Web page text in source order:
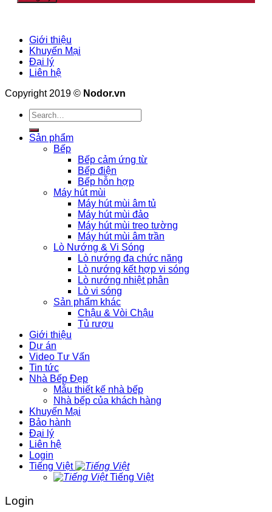
Giới thiệu
Khuyến Mại
Đại lý
Liên hệ
Copyright 2019 © Nodor.vn
Search
for:
Sản phẩm
Bếp
Bếp cảm ứng từ
Bếp điện
Bếp hỗn hợp
Máy hút mùi
Máy hút mùi âm tủ
Máy hút mùi đảo
Máy hút mùi treo tường
Máy hút mùi âm trần
Lò Nướng & Vi Sóng
Lò nướng đa chức năng
Lò nướng kết hợp vi sóng
Lò nướng nhiệt phân
Lò vi sóng
Sản phẩm khác
Chậu & Vòi Chậu
Tủ rượu
Giới thiệu
Dự án
Video Tư Vấn
Tin tức
Nhà Bếp Đẹp
Mẫu thiết kế nhà bếp
Nhà bếp của khách hàng
Khuyến Mại
Bảo hành
Đại lý
Liên hệ
Login
Tiếng Việt
Tiếng Việt
Login